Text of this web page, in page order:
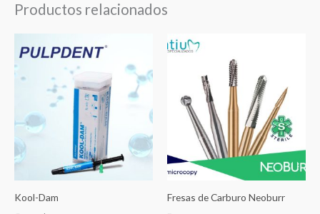
Productos relacionados
Kool-Dam Fresas de Carburo Neoburr